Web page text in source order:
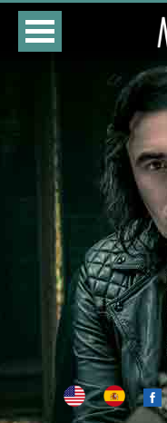
CURSO
AGENDA
BIOGRAFIA
DISCOGRAFIA
FOTOS
VÍDEOS
CONTATOS